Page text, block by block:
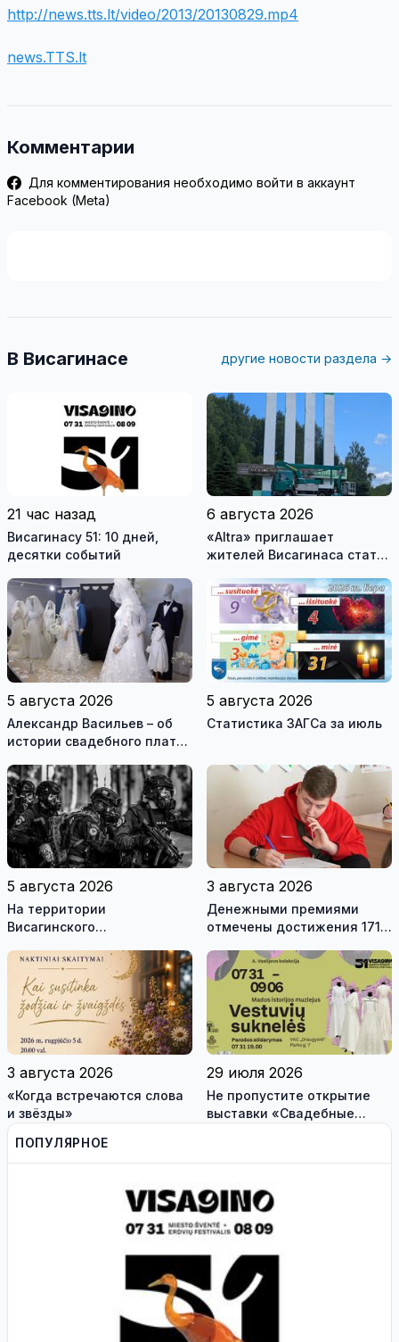
http://news.tts.lt/video/2013/20130829.mp4
news.TTS.lt
Комментарии
Для комментирования необходимо войти в аккаунт
Facebook (Meta)
В Висагинасе другие новости раздела →
21 час назад
Висагинасу 51: 10 дней,
десятки событий
6 августа 2026
«Altra» приглашает
жителей Висагинаса стать
обновлённой стелы
5 августа 2026
Александр Васильев – об
истории свадебного платья
истории моды (видео)
5 августа 2026
Статистика ЗАГСа за июль
5 августа 2026
На территории
Висагинского
международные
антитеррористические
учения «Baltic Shadow»
3 августа 2026
Денежными премиями
отмечены достижения 171
трех педагогов
3 августа 2026
«Когда встречаются слова
и звёзды»
29 июля 2026
Не пропустите открытие
выставки «Свадебные
платья» и лекцию историка
Васильева!
ПОПУЛЯРНОЕ